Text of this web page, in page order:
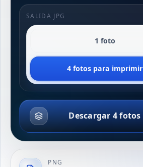
SALIDA JPG
1 foto
4 fotos para imprimir
Descargar 4 fotos
PNG